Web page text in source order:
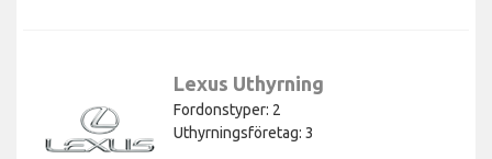
Lexus Uthyrning
Fordonstyper: 2
Uthyrningsföretag: 3